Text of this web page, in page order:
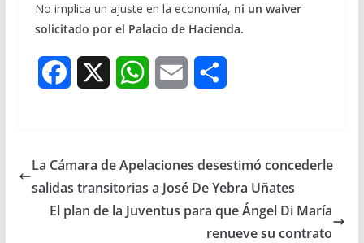
No implica un ajuste en la economía, ni un waiver
solicitado por el Palacio de Hacienda.
e
b
W
t
i
r
La Cámara de Apelaciones desestimó concederle
salidas transitorias a José De Yebra Uñates
El plan de la Juventus para que Ángel Di María
renueve su contrato